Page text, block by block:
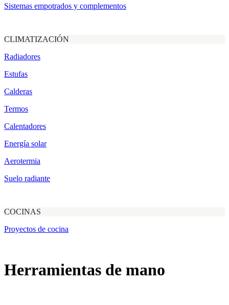
Sistemas empotrados y complementos
CLIMATIZACIÓN
Radiadores
Estufas
Calderas
Termos
Calentadores
Energía solar
Aerotermia
Suelo radiante
COCINAS
Proyectos de cocina
Herramientas de mano